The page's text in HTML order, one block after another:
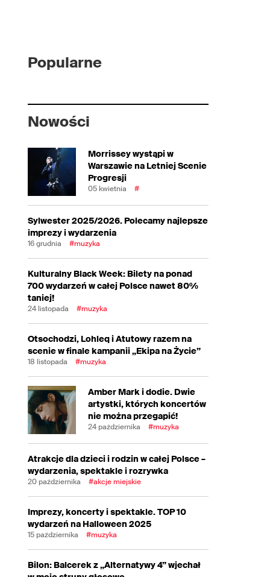
Popularne
Nowości
Morrissey wystąpi w
Warszawie na Letniej Scenie
Progresji
05 kwietnia #
Sylwester 2025/2026. Polecamy najlepsze
imprezy i wydarzenia
16 grudnia #muzyka
Kulturalny Black Week: Bilety na ponad
700 wydarzeń w całej Polsce nawet 80%
taniej!
24 listopada #muzyka
Otsochodzi, Lohleq i Atutowy razem na
scenie w finale kampanii „Ekipa na Życie”
18 listopada #muzyka
Amber Mark i dodie. Dwie
artystki, których koncertów
nie można przegapić!
24 października #muzyka
Atrakcje dla dzieci i rodzin w całej Polsce –
wydarzenia, spektakle i rozrywka
20 października #akcje miejskie
Imprezy, koncerty i spektakle. TOP 10
wydarzeń na Halloween 2025
15 października #muzyka
Bilon: Balcerek z „Alternatywy 4” wjechał